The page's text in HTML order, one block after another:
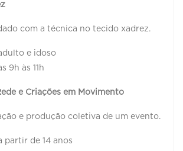
com a técnica no tecido xadrez.
e idoso
9h às 11h
e Criações em Movimento
e produção coletiva de um evento.
partir de 14 anos